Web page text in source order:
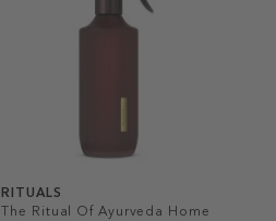
RITUALS
The Ritual Of Ayurveda Home